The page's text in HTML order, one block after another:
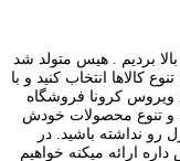
هیس را بالا بردیم . هیس متولد شد
کالاها انتخاب کنید و با
ویروس کرونا فروشگاه
و تنوع محصولات خودش
رو نداشته باشید. در
ارائه میکنه خواهیم